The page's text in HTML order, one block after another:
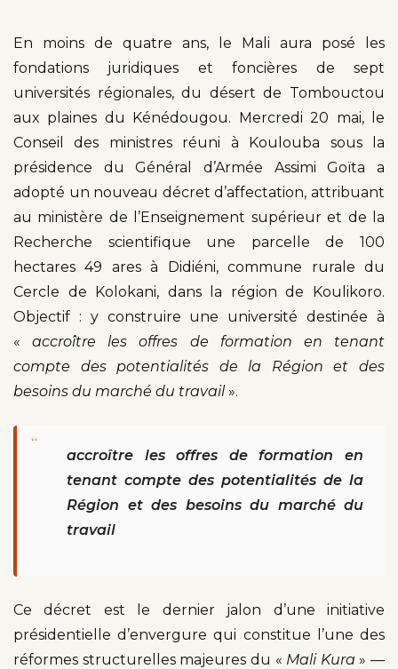
En moins de quatre ans, le Mali aura posé les
fondations juridiques et foncières de sept
universités régionales, du désert de Tombouctou
aux plaines du Kénédougou. Mercredi 20 mai, le
Conseil des ministres réuni à Koulouba sous la
présidence du Général d’Armée Assimi Goïta a
adopté un nouveau décret d’affectation, attribuant
au ministère de l’Enseignement supérieur et de la
Recherche scientifique une parcelle de 100
hectares 49 ares à Didiéni, commune rurale du
Cercle de Kolokani, dans la région de Koulikoro.
Objectif : y construire une université destinée à
«accroître les offres de formation en tenant
compte des potentialités de la Région et des
besoins du marché du travail».
“
accroître les offres de formation en
tenant compte des potentialités de la
Région et des besoins du marché du
travail
Ce décret est le dernier jalon d’une initiative
présidentielle d’envergure qui constitue l’une des
réformes structurelles majeures du « Mali Kura » —